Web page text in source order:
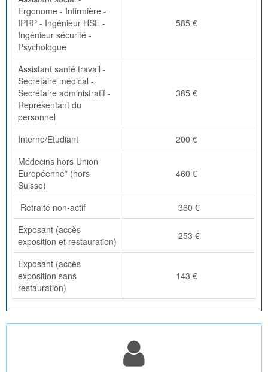
Ergonome - Infirmière -
IPRP - Ingénieur HSE -
Ingénieur sécurité -
Psychologue
585 €
Assistant santé travail -
Secrétaire médical -
Secrétaire administratif -
Représentant du
personnel
385 €
Interne/Etudiant
200 €
Médecins hors Union
Européenne* (hors
Suisse)
460 €
Retraité non-actif
360 €
Exposant (accès
exposition et restauration)
253 €
Exposant (accès
exposition sans
restauration)
143 €